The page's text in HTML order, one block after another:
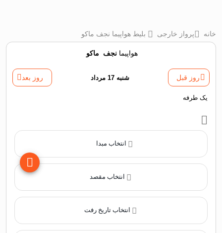
خانه پرواز خارجی بلیط هواپیما نجف ماکو
هواپیما نجف ماکو
روز قبل شنبه 17 مرداد روز بعد
یک طرفه
انتخاب مبدا
انتخاب مقصد